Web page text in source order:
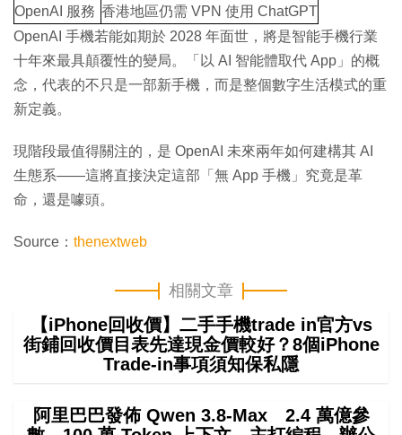
OpenAI 服務 香港地區仍需 VPN 使用 ChatGPT
OpenAI 手機若能如期於 2028 年面世，將是智能手機行業
十年來最具顛覆性的變局。「以 AI 智能體取代 App」的概
念，代表的不只是一部新手機，而是整個數字生活模式的重
新定義。
現階段最值得關注的，是 OpenAI 未來兩年如何建構其 AI
生態系——這將直接決定這部「無 App 手機」究竟是革
命，還是噱頭。
Source： thenextweb
相關文章
【iPhone回收價】二手手機trade in官方vs
街鋪回收價目表先達現金價較好？8個iPhone
Trade-in事項須知保私隱
阿里巴巴發佈 Qwen 3.8-Max 2.4 萬億參